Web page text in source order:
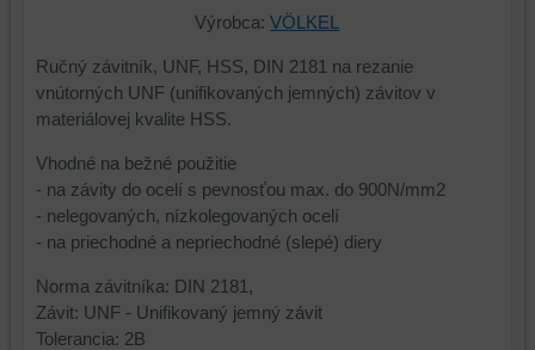
Výrobca:VÖLKEL
Ručný závitník, UNF, HSS, DIN 2181 na rezanie
vnútorných UNF (unifikovaných jemných) závitov v
materiálovej kvalite HSS.
Vhodné na bežné použitie
- na závity do ocelí s pevnosťou max. do 900N/mm2
- nelegovaných, nízkolegovaných ocelí
- na priechodné a nepriechodné (slepé) diery
Norma závitníka: DIN 2181,
Závit: UNF - Unifikovaný jemný závit
Tolerancia: 2B